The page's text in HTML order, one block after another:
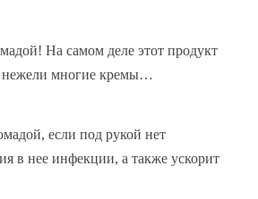
На самом деле этот продукт
нежели многие кремы…
если под рукой нет
в нее инфекции, а также ускорит